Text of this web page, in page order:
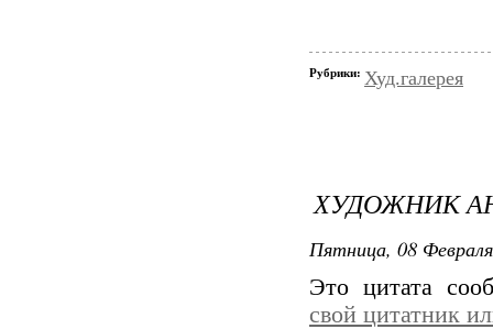
Рубрики: Худ.галерея
ХУДОЖНИК
Пятница, 08
Это цитата
свой цитатник